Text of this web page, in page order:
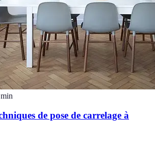
min
de pose de carrelage à